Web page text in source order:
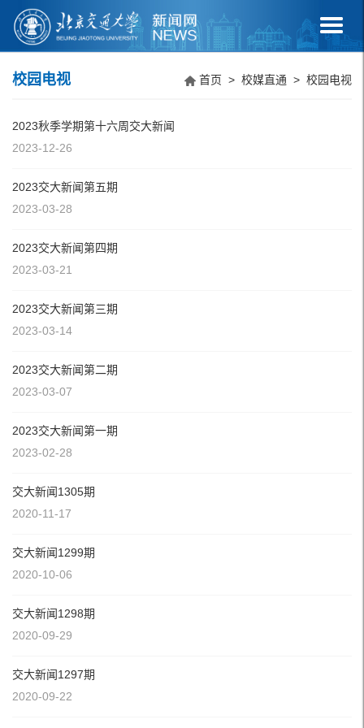
校园电视 首页 > 校媒直通 > 校园电视
2023秋季学期第十六周交大新闻
2023-12-26
2023交大新闻第五期
2023-03-28
2023交大新闻第四期
2023-03-21
2023交大新闻第三期
2023-03-14
2023交大新闻第二期
2023-03-07
2023交大新闻第一期
2023-02-28
交大新闻1305期
2020-11-17
交大新闻1299期
2020-10-06
交大新闻1298期
2020-09-29
交大新闻1297期
2020-09-22